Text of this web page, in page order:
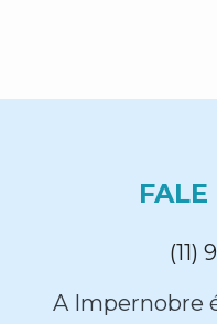
FALE
(11)
A Impernobre